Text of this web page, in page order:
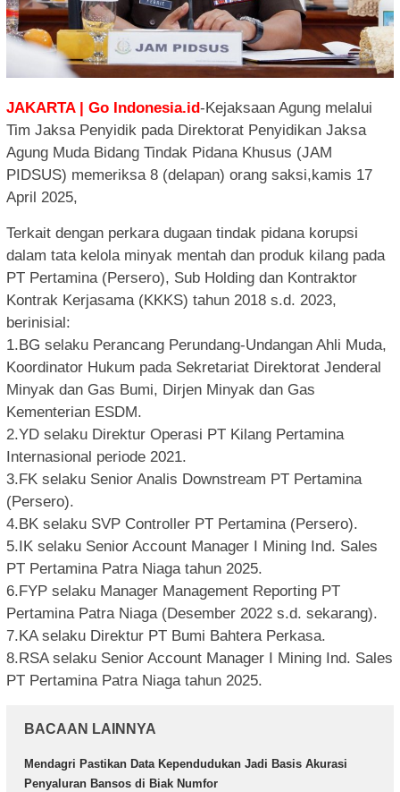
JAKARTA | Go Indonesia.id-Kejaksaan Agung melalui
Tim Jaksa Penyidik pada Direktorat Penyidikan Jaksa
Agung Muda Bidang Tindak Pidana Khusus (JAM
PIDSUS) memeriksa 8 (delapan) orang saksi,kamis 17
April 2025,
Terkait dengan perkara dugaan tindak pidana korupsi
dalam tata kelola minyak mentah dan produk kilang pada
PT Pertamina (Persero), Sub Holding dan Kontraktor
Kontrak Kerjasama (KKKS) tahun 2018 s.d. 2023,
berinisial:
1.BG selaku Perancang Perundang-Undangan Ahli Muda,
Koordinator Hukum pada Sekretariat Direktorat Jenderal
Minyak dan Gas Bumi, Dirjen Minyak dan Gas
Kementerian ESDM.
2.YD selaku Direktur Operasi PT Kilang Pertamina
Internasional periode 2021.
3.FK selaku Senior Analis Downstream PT Pertamina
(Persero).
4.BK selaku SVP Controller PT Pertamina (Persero).
5.IK selaku Senior Account Manager I Mining Ind. Sales
PT Pertamina Patra Niaga tahun 2025.
6.FYP selaku Manager Management Reporting PT
Pertamina Patra Niaga (Desember 2022 s.d. sekarang).
7.KA selaku Direktur PT Bumi Bahtera Perkasa.
8.RSA selaku Senior Account Manager I Mining Ind. Sales
PT Pertamina Patra Niaga tahun 2025.
BACAAN LAINNYA
Mendagri Pastikan Data Kependudukan Jadi Basis Akurasi
Penyaluran Bansos di Biak Numfor